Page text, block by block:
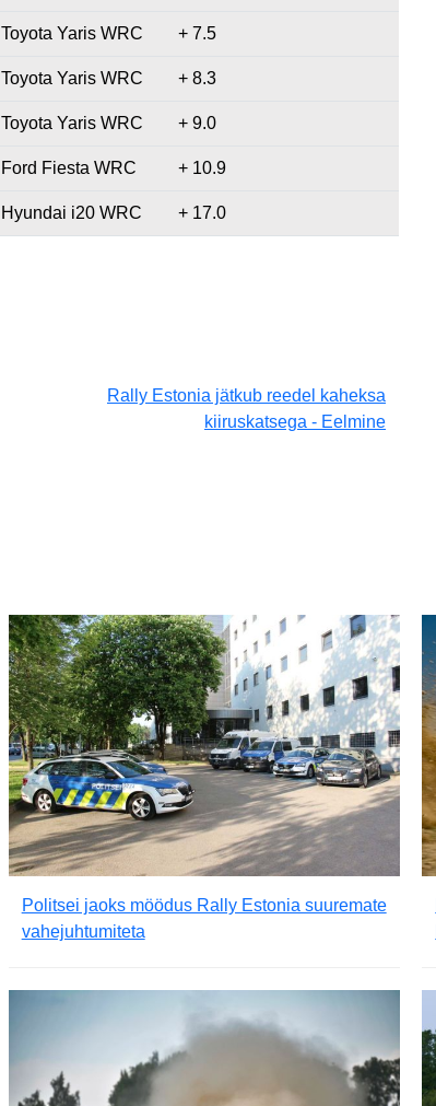
Toyota Yaris WRC + 7.5
Toyota Yaris WRC + 8.3
Toyota Yaris WRC + 9.0
Ford Fiesta WRC + 10.9
Hyundai i20 WRC + 17.0
Rally Estonia jätkub reedel kaheksa
kiiruskatsega - Eelmine
Politsei jaoks möödus Rally Estonia suuremate
vahejuhtumiteta